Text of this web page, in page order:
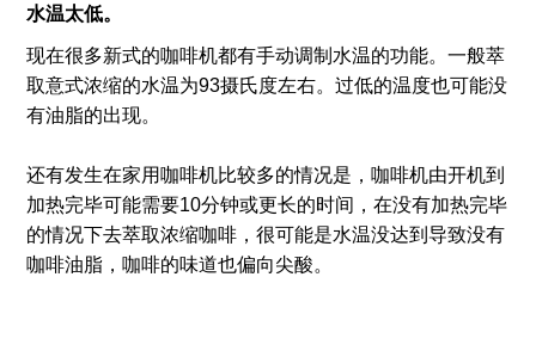
水温太低。
现在很多新式的咖啡机都有手动调制水温的功能。一般萃
取意式浓缩的水温为93摄氏度左右。过低的温度也可能没
有油脂的出现。
还有发生在家用咖啡机比较多的情况是，咖啡机由开机到
加热完毕可能需要10分钟或更长的时间，在没有加热完毕
的情况下去萃取浓缩咖啡，很可能是水温没达到导致没有
咖啡油脂，咖啡的味道也偏向尖酸。